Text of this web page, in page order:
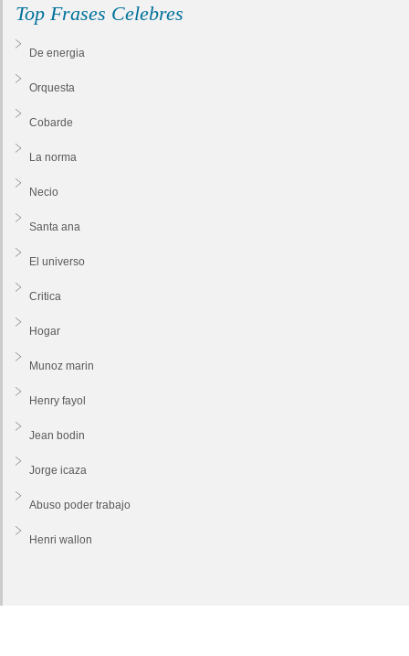
Top Frases Celebres
De energia
Orquesta
Cobarde
La norma
Necio
Santa ana
El universo
Critica
Hogar
Munoz marin
Henry fayol
Jean bodin
Jorge icaza
Abuso poder trabajo
Henri wallon